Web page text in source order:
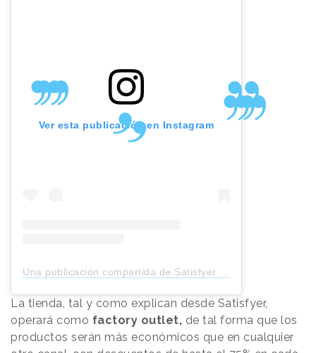
Ver esta publicación en Instagram
Una publicación compartida de Satisfyer (@satisfyercom)
La tienda, tal y como explican desde Satisfyer,
operará como factory outlet, de tal forma que los
productos serán más económicos que en cualquier